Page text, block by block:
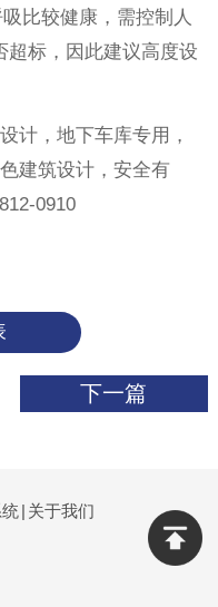
比较健康，需控制人
超标，因此建议高度设
计，地下车库专用，
建筑设计，安全有
0910
下一篇
| 关于我们